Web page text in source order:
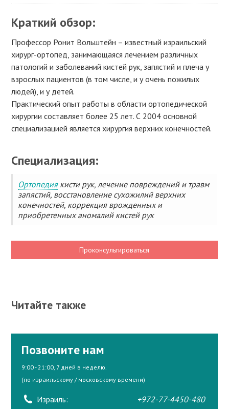
Краткий обзор:
Профессор Ронит Вольштейн – известный израильский
хирург-ортопед, занимающаяся лечением различных
патологий и заболеваний кистей рук, запястий и плеча у
взрослых пациентов (в том числе, и у очень пожилых
людей), и у детей.
Практический опыт работы в области ортопедической
хирургии составляет более 25 лет. С 2004 основной
специализацией является хирургия верхних конечностей.
Специализация:
Ортопедиякисти рук, лечение повреждений и травм
запястий, восстановление сухожилий верхних
конечностей, коррекция врожденных и
приобретенных аномалий кистей рук
Проконсультироваться
Читайте также
Позвоните нам
9:00 - 21:00, 7 дней в неделю.
(по израильскому / московскому времени)
Израиль:
+972-77-4450-480